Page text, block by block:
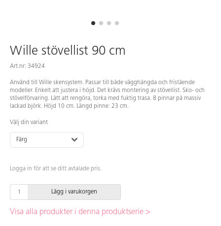
Wille stövellist 90 cm
Art.nr: 34924
Använd till Wille skensystem. Passar till både vägghängda och fristående
modeller. Enkelt att justera i höjd. Det krävs montering av stövellist. Sko- och
stövelförvaring. Lätt att rengöra, torka med fuktig trasa. 8 pinnar på massiv
lackad björk. Höjd 10 cm. Längd pinne: 23 cm.
Välj din variant
Färg
Logga in för att se ditt avtalade pris.
Lägg i varukorgen
Visa alla produkter i denna produktserie >